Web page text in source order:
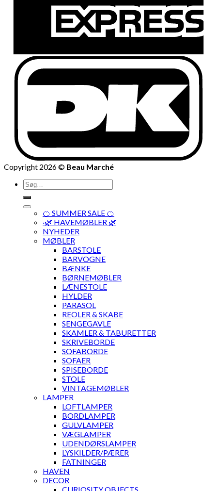
Copyright 2026 © Beau Marché
Søg
efter:
🍊 SUMMER SALE 🍊
·🌿 HAVEMØBLER 🌿
NYHEDER
MØBLER
BARSTOLE
BARVOGNE
BÆNKE
BØRNEMØBLER
LÆNESTOLE
HYLDER
PARASOL
REOLER & SKABE
SENGEGAVLE
SKAMLER & TABURETTER
SKRIVEBORDE
SOFABORDE
SOFAER
SPISEBORDE
STOLE
VINTAGEMØBLER
LAMPER
LOFTLAMPER
BORDLAMPER
GULVLAMPER
VÆGLAMPER
UDENDØRSLAMPER
LYSKILDER/PÆRER
FATNINGER
HAVEN
DECOR